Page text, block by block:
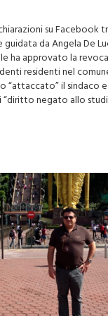
Il sindaco:
su Facebook
da Angela De
ha approvato la
residenti nel
“attaccato” il sindaco e